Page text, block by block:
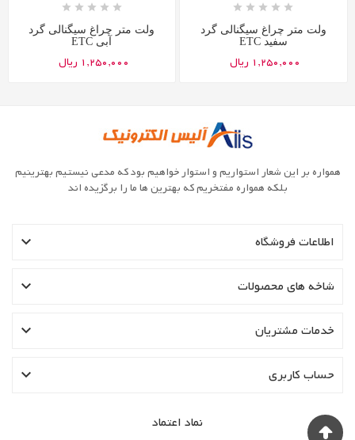
    
ولت متر چراغ سیگنالی گرد
آبی ETC
1,250,000 ریال
    
ولت متر چراغ سیگنالی گرد
سفید ETC
1,250,000 ریال
همواره بر این شعار استواریم و استوار خواهیم بود که مدعی نیستیم بهترینیم
بلکه همواره مفتخریم که بهترین ها ما را برگزیده اند
اطلاعات فروشگاه 
شاخه های محصولات 
خدمات مشتریان 
حساب کاربری 
نماد اعتماد